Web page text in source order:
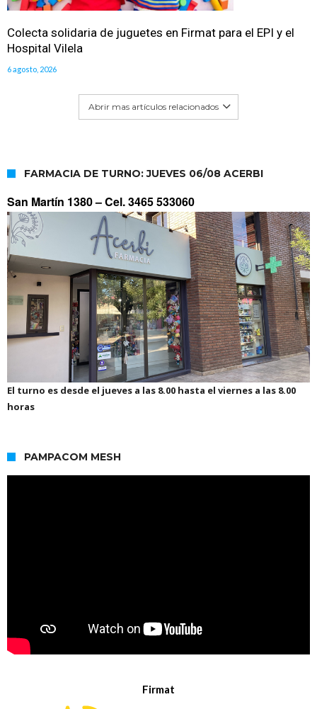
Colecta solidaria de juguetes en Firmat para el EPI y el
Hospital Vilela
6 agosto, 2026
Abrir mas artículos relacionados
FARMACIA DE TURNO: JUEVES 06/08 ACERBI
San Martín 1380 –Cel. 3465 533060
El turno es desde el jueves a las 8.00 hasta el viernes a las 8.00
horas
PAMPACOM MESH
Firmat